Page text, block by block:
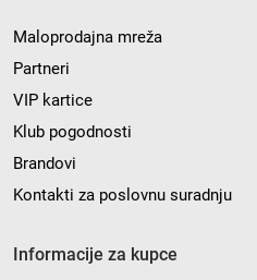
Maloprodajna mreža
Partneri
VIP kartice
Klub pogodnosti
Brandovi
Kontakti za poslovnu suradnju
Informacije za kupce